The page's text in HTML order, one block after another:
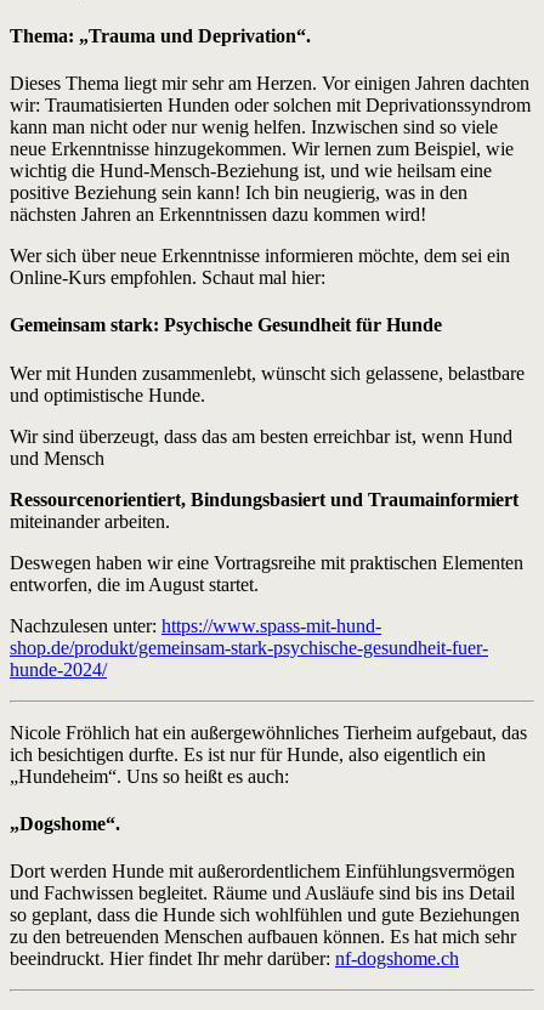
Thema: „Trauma und Deprivation“.
Dieses Thema liegt mir sehr am Herzen. Vor einigen Jahren dachten
wir: Traumatisierten Hunden oder solchen mit Deprivationssyndrom
kann man nicht oder nur wenig helfen. Inzwischen sind so viele
neue Erkenntnisse hinzugekommen. Wir lernen zum Beispiel, wie
wichtig die Hund-Mensch-Beziehung ist, und wie heilsam eine
positive Beziehung sein kann! Ich bin neugierig, was in den
nächsten Jahren an Erkenntnissen dazu kommen wird!
Wer sich über neue Erkenntnisse informieren möchte, dem sei ein
Online-Kurs empfohlen. Schaut mal hier:
Gemeinsam stark: Psychische Gesundheit für Hunde
Wer mit Hunden zusammenlebt, wünscht sich gelassene, belastbare
und optimistische Hunde.
Wir sind überzeugt, dass das am besten erreichbar ist, wenn Hund
und Mensch
Ressourcenorientiert, Bindungsbasiert und Traumainformiert
miteinander arbeiten.
Deswegen haben wir eine Vortragsreihe mit praktischen Elementen
entworfen, die im August startet.
Nachzulesen unter: https://www.spass-mit-hund-
shop.de/produkt/gemeinsam-stark-psychische-gesundheit-fuer-
hunde-2024/
Nicole Fröhlich hat ein außergewöhnliches Tierheim aufgebaut, das
ich besichtigen durfte. Es ist nur für Hunde, also eigentlich ein
„Hundeheim“. Uns so heißt es auch:
„Dogshome“.
Dort werden Hunde mit außerordentlichem Einfühlungsvermögen
und Fachwissen begleitet. Räume und Ausläufe sind bis ins Detail
so geplant, dass die Hunde sich wohlfühlen und gute Beziehungen
zu den betreuenden Menschen aufbauen können. Es hat mich sehr
beeindruckt. Hier findet Ihr mehr darüber: nf-dogshome.ch